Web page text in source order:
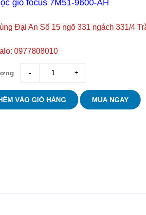
gió focus 7M51-9600-AH
Đại An Số 15 ngõ 331 ngách 331/4
0977808010
giam tang
VÀO GIỎ HÀNG MUA NGAY